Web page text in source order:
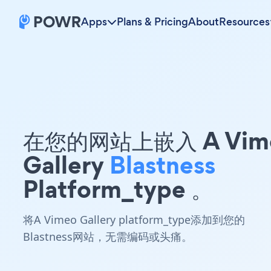
Apps Plans & PricingAboutResources
在您的网站上嵌入 A
Gallery Blastness
Platform_type 。
将A Vimeo Gallery platform_type添加到您的
Blastness网站，无需编码或头痛。